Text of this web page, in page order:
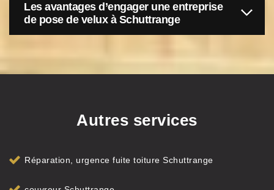
Les avantages d’engager une entreprise
de pose de velux à Schuttrange
Autres services
Réparation, urgence fuite toiture Schuttrange